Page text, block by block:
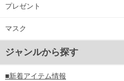
プレゼント
マスク
ジャンルから探す
■新着アイテム情報